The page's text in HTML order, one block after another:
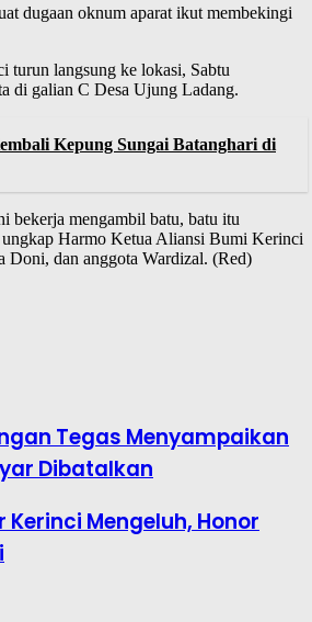
dugaan oknum aparat ikut membekingi
langsung ke lokasi, Sabtu
di galian C Desa Ujung Ladang.
Kepung Sungai Batanghari di
bekerja mengambil batu, batu itu
Harmo Ketua Aliansi Bumi Kerinci
Doni, dan anggota Wardizal. (Red)
Tegas Menyampaikan
Dibatalkan
Mengeluh, Honor